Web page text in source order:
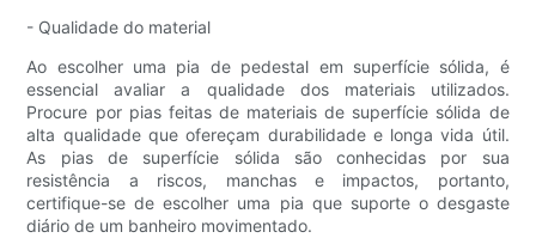
- Qualidade do material
Ao escolher uma pia de pedestal em superfície sólida, é
essencial avaliar a qualidade dos materiais utilizados.
Procure por pias feitas de materiais de superfície sólida de
alta qualidade que ofereçam durabilidade e longa vida útil.
As pias de superfície sólida são conhecidas por sua
resistência a riscos, manchas e impactos, portanto,
certifique-se de escolher uma pia que suporte o desgaste
diário de um banheiro movimentado.